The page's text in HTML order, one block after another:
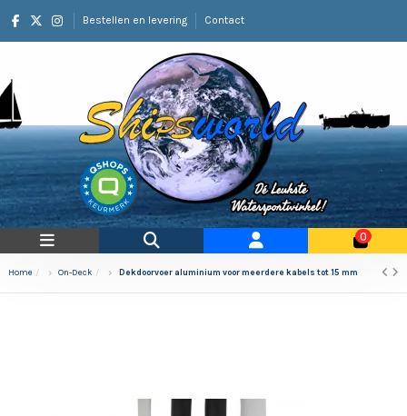
Bestellen en levering Contact
0
Home On-Deck Dekdoorvoer aluminium voor meerdere kabels tot 15 mm